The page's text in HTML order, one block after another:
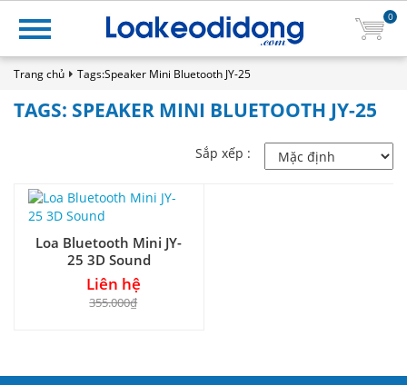
0
Trang chủ Tags:Speaker Mini Bluetooth JY-25
TAGS: SPEAKER MINI BLUETOOTH JY-25
Sắp xếp :
Loa Bluetooth Mini JY-
25 3D Sound
Liên hệ
355.000₫